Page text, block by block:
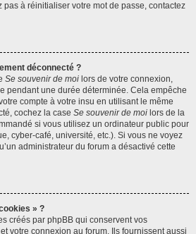
à réinitialiser votre mot de passe, contactez
déconnecté ?
Se souvenir de moi lors de votre connexion,
pendant une durée déterminée. Cela empêche
compte à votre insu en utilisant le même
cochez la case Se souvenir de moi lors de la
si vous utilisez un ordinateur public pour
cyber-café, université, etc.). Si vous ne voyez
administrateur du forum a désactivé cette
» ?
créés par phpBB qui conservent vos
votre connexion au forum. Ils fournissent aussi